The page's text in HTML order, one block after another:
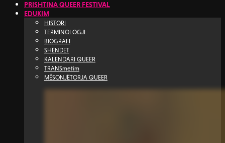
PRISHTINA QUEER FESTIVAL
EDUKIM
HISTORI
TERMINOLOGJI
BIOGRAFI
SHËNDET
KALENDARI QUEER
TRANSmetim
MËSONJËTORJA QUEER